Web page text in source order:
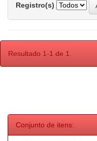
Registro(s)
Resultado 1-1 de 1.
Conjunto de itens: